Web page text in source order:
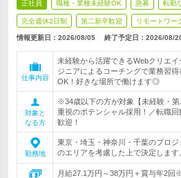
正社員 職種・業種未経験OK 急募 転勤
完全週休2日制 第二新卒歓迎 リモートワー
情報更新日：2026/08/05 終了予定日： 2026/08/
仕事内容
未経験から活躍できるWebクリエ
ジニアによるコーチングで業務習
OK！好きな場所で働けます◎
対象と
なる方
※34歳以下の方が対象【未経験・
重視のポテンシャル採用！／転職
歓迎！
勤務地
東京・埼玉・神奈川・千葉のプロ
のエリアを考慮した上で決定します
月給27.1万円～38万円＋賞与年2